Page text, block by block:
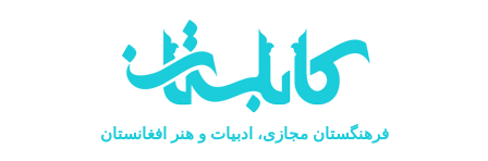
فرهنگستان مجازی، ادبیات و هنر افغانستان